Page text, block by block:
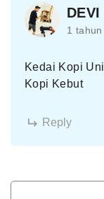
1
Kedai Kopi
Kopi Kebut
Reply